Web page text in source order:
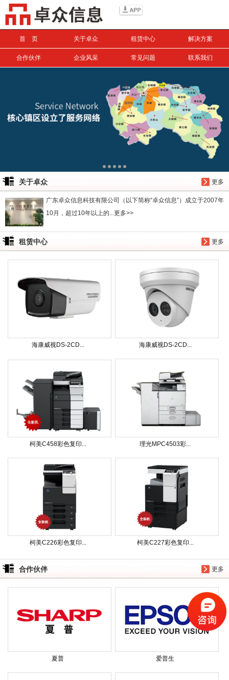
首 页 关于卓众 租赁中心 解决方案
合作伙伴 企业风采 常见问题 联系我们
更多
关于卓众
广东卓众信息科技有限公司（以下简称“卓众信息”）成立于2007年
10月，超过10年以上的...更多>>
更多
租赁中心
海康威视DS-2CD... 海康威视DS-2CD...
柯美C458彩色复印... 理光MPC4503彩...
柯美C226彩色复印... 柯美C227彩色复印...
更多
合作伙伴
夏普 爱普生
搜索